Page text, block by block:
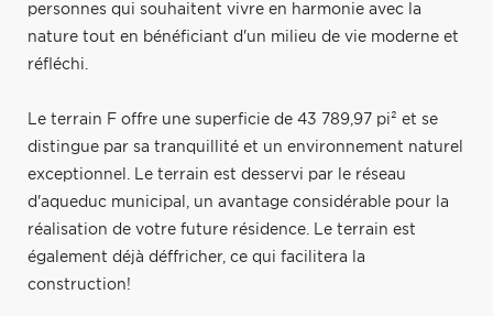
personnes qui souhaitent vivre en harmonie avec la
nature tout en bénéficiant d'un milieu de vie moderne et
réfléchi.
Le terrain F offre une superficie de 43 789,97 pi² et se
distingue par sa tranquillité et un environnement naturel
exceptionnel. Le terrain est desservi par le réseau
d'aqueduc municipal, un avantage considérable pour la
réalisation de votre future résidence. Le terrain est
également déjà déffricher, ce qui facilitera la
construction!